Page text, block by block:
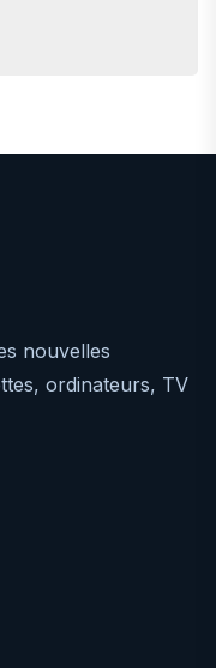
nouvelles
ordinateurs, TV